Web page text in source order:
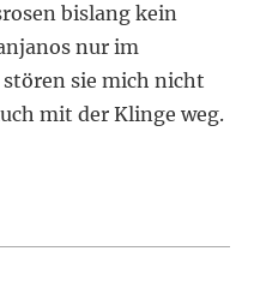
bislang kein
nur im
stören sie mich nicht
mit der Klinge weg.